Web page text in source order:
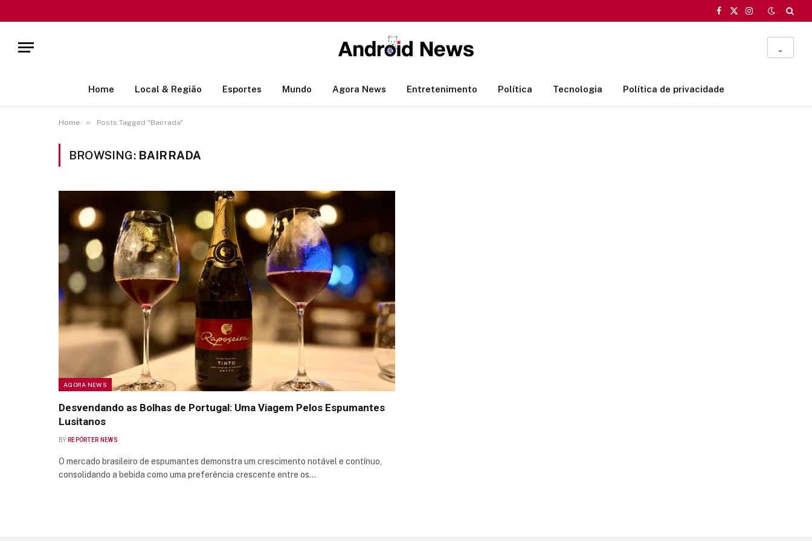
Facebook
X
Instagram
Home Local & Região Esportes Mundo Agora News Entretenimento Política Tecnologia Política de privacidade
Home » Posts Tagged "Bairrada"
BROWSING: BAIRRADA
AGORA NEWS
Desvendando as Bolhas de Portugal: Uma Viagem Pelos Espumantes
Lusitanos
BY REPÓRTER NEWS
O mercado brasileiro de espumantes demonstra um crescimento notável e contínuo,
consolidando a bebida como uma preferência crescente entre os…